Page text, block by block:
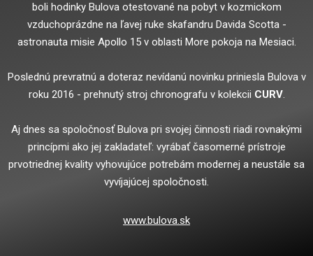
boli hodinky Bulova otestované na pobyt v kozmickom
vzduchoprázdne na ľavej ruke skafandru Davida Scotta -
astronauta misie Apollo 15 v oblasti More pokoja na Mesiaci.
Poslednú prevratnú a doteraz nevídanú novinku priniesla Bulova v
roku 2016 - prehnutý stroj chronografu v kolekcii CURV.
Aj dnes sa spoločnosť Bulova pri svojej činnosti riadi rovnakými
princípmi ako jej zakladateľ: vyrábať časomerné prístroje
prvotriednej kvality vyhovujúce potrebám modernej a neustále sa
vyvíjajúcej spoločnosti.
www.bulova.sk